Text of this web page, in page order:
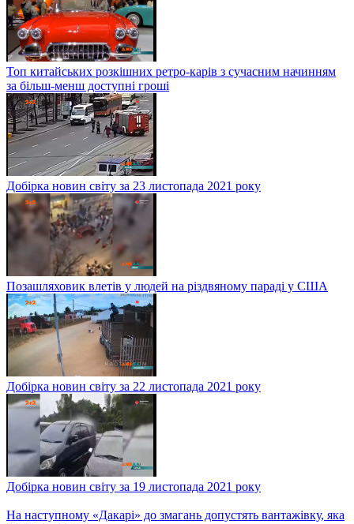
Добірка новин світу за 24 листопада 2021 року
Топ китайських розкішних ретро-карів з сучасним начинням
за більш-менш доступні гроші
Добірка новин світу за 23 листопада 2021 року
Позашляховик влетів у людей на різдвяному параді у США
Добірка новин світу за 22 листопада 2021 року